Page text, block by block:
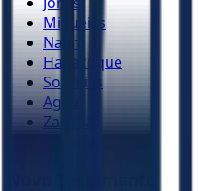
Miquéias
Naum
Habacuque
Sofonias
Ageu
Zacarias